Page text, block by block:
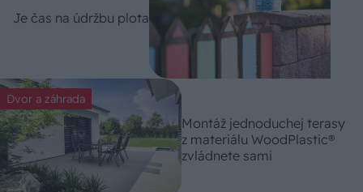
Je čas na údržbu plota
Dvor a záhrada
Montáž jednoduchej terasy
z materiálu WoodPlastic®
zvládnete sami